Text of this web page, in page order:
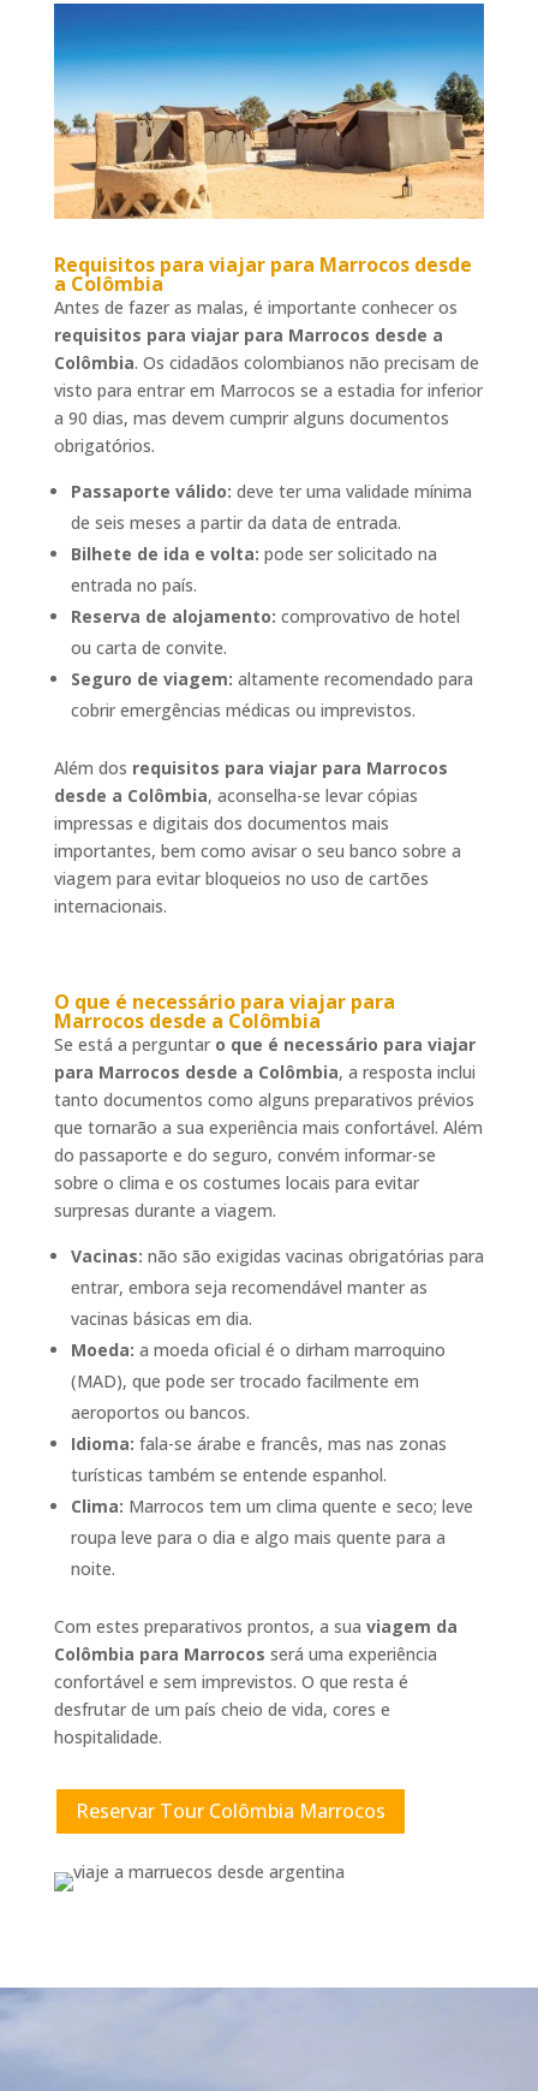
Requisitos para viajar para Marrocos desde
a Colômbia
Antes de fazer as malas, é importante conhecer os
requisitos para viajar para Marrocos desde a
Colômbia. Os cidadãos colombianos não precisam de
visto para entrar em Marrocos se a estadia for inferior
a 90 dias, mas devem cumprir alguns documentos
obrigatórios.
Passaporte válido: deve ter uma validade mínima
de seis meses a partir da data de entrada.
Bilhete de ida e volta: pode ser solicitado na
entrada no país.
Reserva de alojamento: comprovativo de hotel
ou carta de convite.
Seguro de viagem: altamente recomendado para
cobrir emergências médicas ou imprevistos.
Além dos requisitos para viajar para Marrocos
desde a Colômbia, aconselha-se levar cópias
impressas e digitais dos documentos mais
importantes, bem como avisar o seu banco sobre a
viagem para evitar bloqueios no uso de cartões
internacionais.
O que é necessário para viajar para
Marrocos desde a Colômbia
Se está a perguntar o que é necessário para viajar
para Marrocos desde a Colômbia, a resposta inclui
tanto documentos como alguns preparativos prévios
que tornarão a sua experiência mais confortável. Além
do passaporte e do seguro, convém informar-se
sobre o clima e os costumes locais para evitar
surpresas durante a viagem.
Vacinas: não são exigidas vacinas obrigatórias para
entrar, embora seja recomendável manter as
vacinas básicas em dia.
Moeda: a moeda oficial é o dirham marroquino
(MAD), que pode ser trocado facilmente em
aeroportos ou bancos.
Idioma: fala-se árabe e francês, mas nas zonas
turísticas também se entende espanhol.
Clima: Marrocos tem um clima quente e seco; leve
roupa leve para o dia e algo mais quente para a
noite.
Com estes preparativos prontos, a sua viagem da
Colômbia para Marrocos será uma experiência
confortável e sem imprevistos. O que resta é
desfrutar de um país cheio de vida, cores e
hospitalidade.
Reservar Tour Colômbia Marrocos